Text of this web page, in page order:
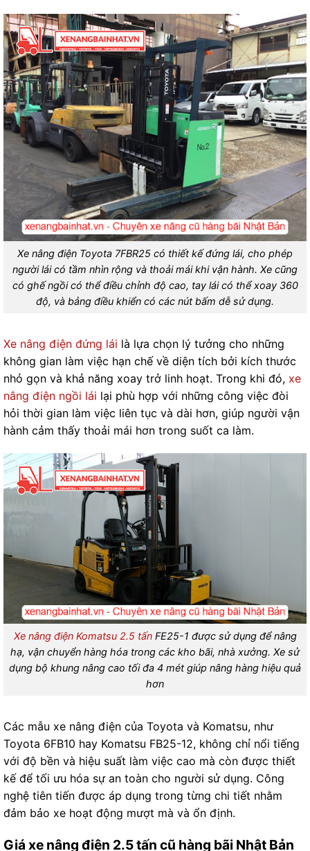
Xe nâng điện Toyota 7FBR25 có thiết kế đứng lái, cho phép
người lái có tầm nhìn rộng và thoải mái khi vận hành. Xe cũng
có ghế ngồi có thể điều chỉnh độ cao, tay lái có thể xoay 360
độ, và bảng điều khiển có các nút bấm dễ sử dụng.
Xe nâng điện đứng lái là lựa chọn lý tưởng cho những
không gian làm việc hạn chế về diện tích bởi kích thước
nhỏ gọn và khả năng xoay trở linh hoạt. Trong khi đó, xe
nâng điện ngồi lái lại phù hợp với những công việc đòi
hỏi thời gian làm việc liên tục và dài hơn, giúp người vận
hành cảm thấy thoải mái hơn trong suốt ca làm.
Xe nâng điện Komatsu 2.5 tấnFE25-1 được sử dụng để nâng
hạ, vận chuyển hàng hóa trong các kho bãi, nhà xưởng. Xe sử
dụng bộ khung nâng cao tối đa 4 mét giúp nâng hàng hiệu quả
hơn
Các mẫu xe nâng điện của Toyota và Komatsu, như
Toyota 6FB10 hay Komatsu FB25-12, không chỉ nổi tiếng
với độ bền và hiệu suất làm việc cao mà còn được thiết
kế để tối ưu hóa sự an toàn cho người sử dụng. Công
nghệ tiên tiến được áp dụng trong từng chi tiết nhằm
đảm bảo xe hoạt động mượt mà và ổn định.
Giá xe nâng điện 2.5 tấn cũ hàng bãi Nhật Bản